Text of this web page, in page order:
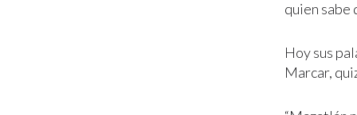
quien sabe
Hoy sus
Marcar,